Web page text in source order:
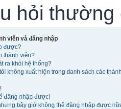
hỏi thường
viên và đăng nhập
được?
thành viên?
ra khỏi hệ thống?
không xuất hiện trong danh sách các
đăng nhập được!
bây giờ không thể đăng nhập được